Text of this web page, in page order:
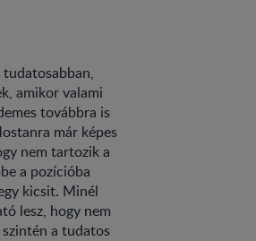
tudatosabban,
amikor valami
továbbra is
már képes
nem tartozik a
a pozícióba
kicsit. Minél
lesz, hogy nem
a tudatos